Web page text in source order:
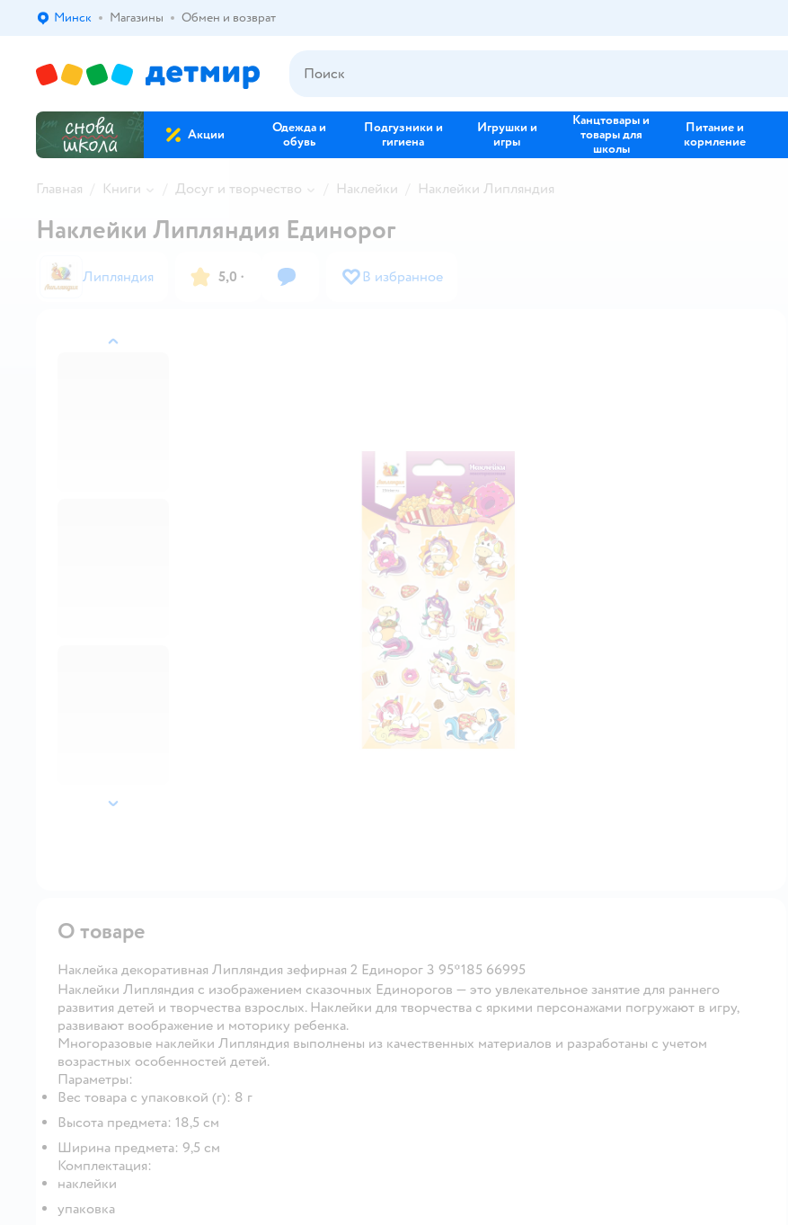
Выбор адреса доставки.
Минск Магазины Обмен и возврат
Акции
Одежда и
обувь
Подгузники и
гигиена
Игрушки и
игры
Канцтовары и
товары для
школы
Питание и
кормление
Главная Книги Досуг и творчество Наклейки Наклейки Липляндия
назад
далее
Наклейки Липляндия Единорог
Липляндия 5,0 · В избранное
О товаре
Наклейка декоративная Липляндия зефирная 2 Единорог 3 95*185 66995
Наклейки Липляндия с изображением сказочных Единорогов — это увлекательное занятие для раннего
развития детей и творчества взрослых. Наклейки для творчества с яркими персонажами погружают в игру,
развивают воображение и моторику ребенка.
Многоразовые наклейки Липляндия выполнены из качественных материалов и разработаны с учетом
возрастных особенностей детей.
Параметры:
Вес товара с упаковкой (г): 8 г
Высота предмета: 18,5 см
Ширина предмета: 9,5 см
Комплектация:
наклейки
упаковка